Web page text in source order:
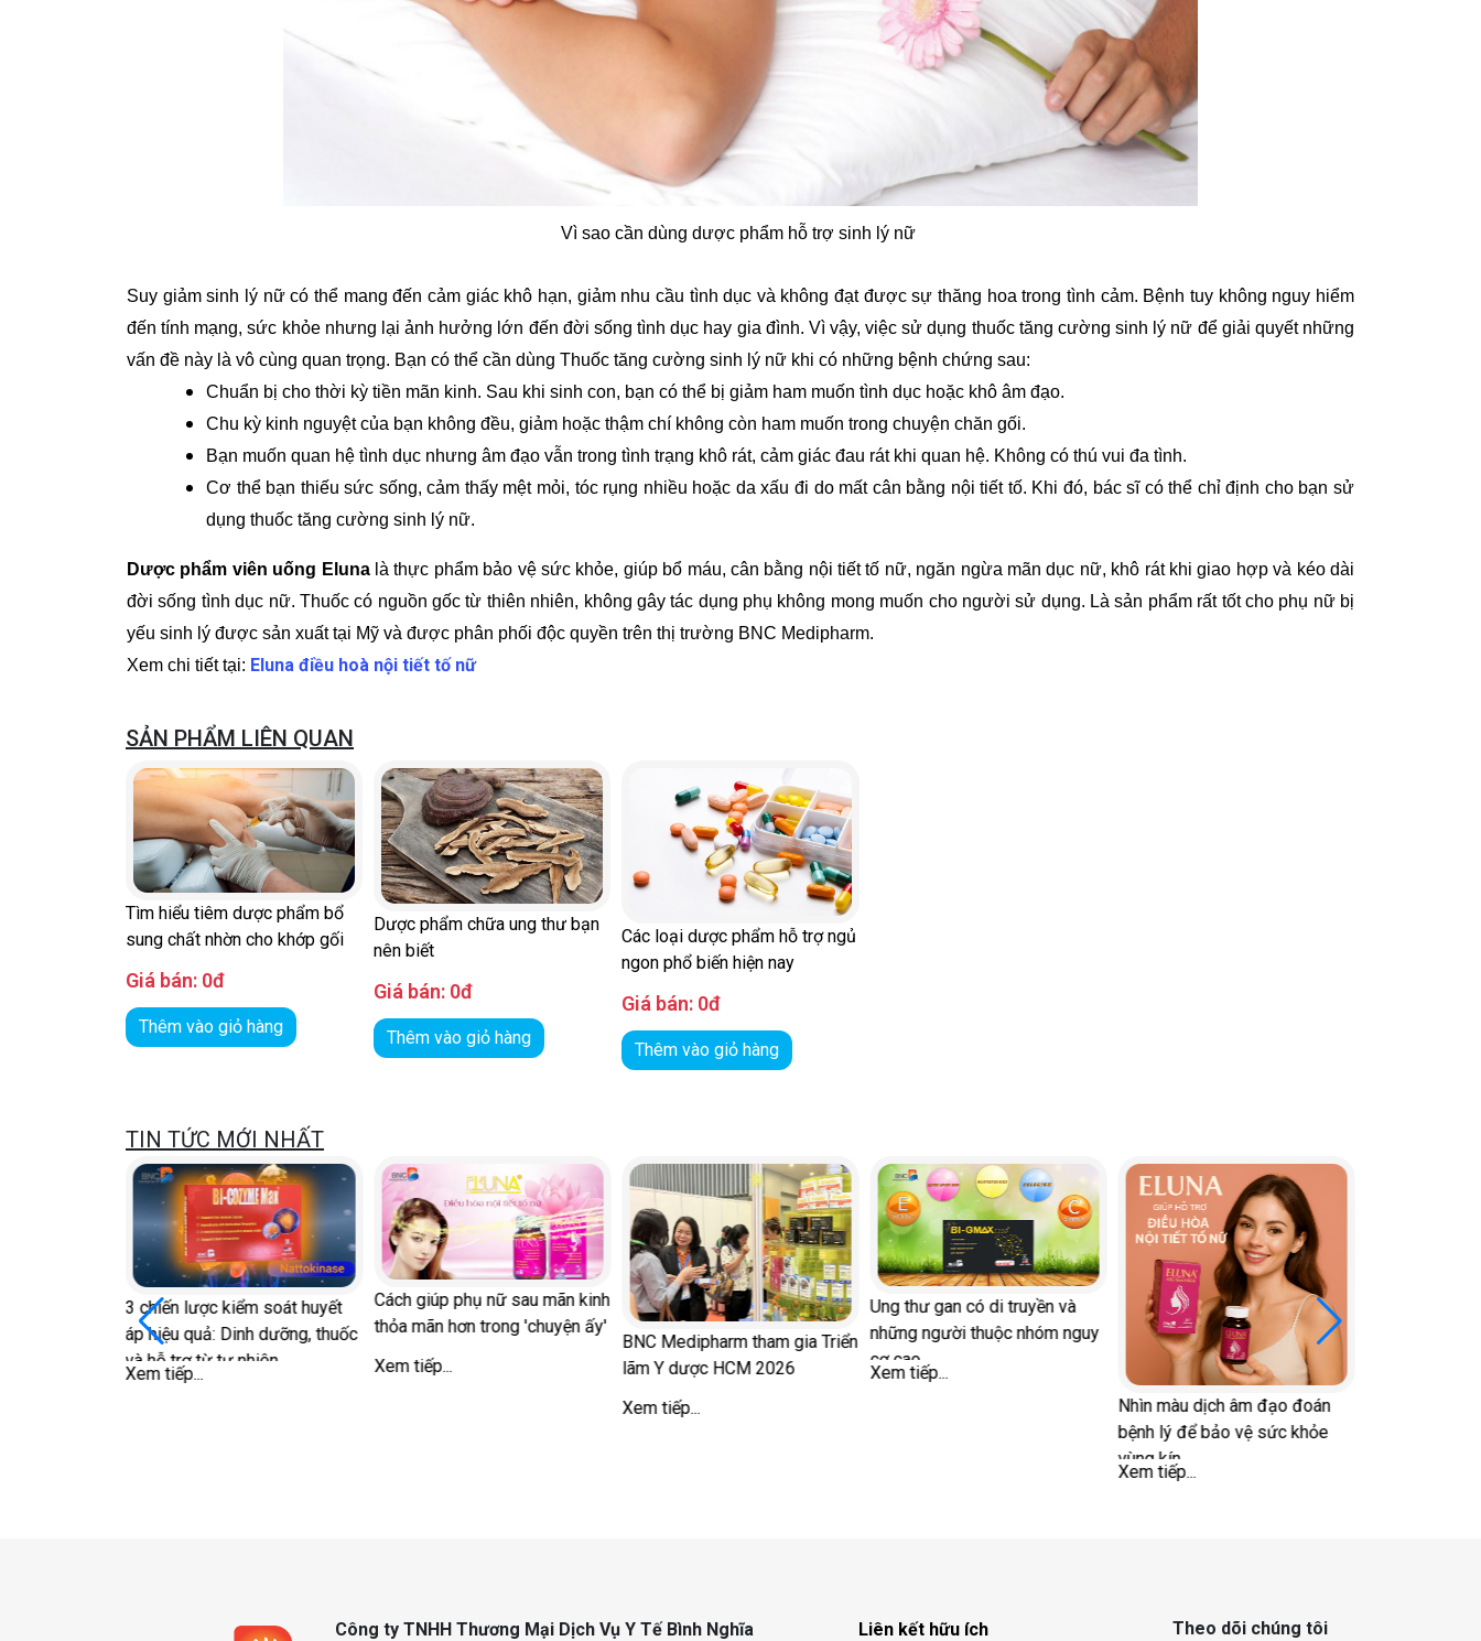
Vì sao cần dùng dược phẩm hỗ trợ sinh lý nữ
Suy giảm sinh lý nữ có thể mang đến cảm giác khô hạn, giảm nhu cầu tình dục và không đạt được sự thăng hoa trong tình cảm. Bệnh tuy không nguy hiểm
đến tính mạng, sức khỏe nhưng lại ảnh hưởng lớn đến đời sống tình dục hay gia đình. Vì vậy, việc sử dụng thuốc tăng cường sinh lý nữ để giải quyết những
vấn đề này là vô cùng quan trọng. Bạn có thể cần dùng Thuốc tăng cường sinh lý nữ khi có những bệnh chứng sau:
Chuẩn bị cho thời kỳ tiền mãn kinh. Sau khi sinh con, bạn có thể bị giảm ham muốn tình dục hoặc khô âm đạo.
Chu kỳ kinh nguyệt của bạn không đều, giảm hoặc thậm chí không còn ham muốn trong chuyện chăn gối.
Bạn muốn quan hệ tình dục nhưng âm đạo vẫn trong tình trạng khô rát, cảm giác đau rát khi quan hệ. Không có thú vui đa tình.
Cơ thể bạn thiếu sức sống, cảm thấy mệt mỏi, tóc rụng nhiều hoặc da xấu đi do mất cân bằng nội tiết tố. Khi đó, bác sĩ có thể chỉ định cho bạn sử
dụng thuốc tăng cường sinh lý nữ.
Dược phẩm viên uống Elunalà thực phẩm bảo vệ sức khỏe, giúp bổ máu, cân bằng nội tiết tố nữ, ngăn ngừa mãn dục nữ, khô rát khi giao hợp và kéo dài
đời sống tình dục nữ. Thuốc có nguồn gốc từ thiên nhiên, không gây tác dụng phụ không mong muốn cho người sử dụng. Là sản phẩm rất tốt cho phụ nữ bị
yếu sinh lý được sản xuất tại Mỹ và được phân phối độc quyền trên thị trường BNC Medipharm.
Xem chi tiết tại: Eluna điều hoà nội tiết tố nữ
SẢN PHẨM LIÊN QUAN
Tìm hiểu tiêm dược phẩm bổ
sung chất nhờn cho khớp gối
Giá bán: 0đ
Thêm vào giỏ hàng
Dược phẩm chữa ung thư bạn
nên biết
Giá bán: 0đ
Thêm vào giỏ hàng
Các loại dược phẩm hỗ trợ ngủ
ngon phổ biến hiện nay
Giá bán: 0đ
Thêm vào giỏ hàng
TIN TỨC MỚI NHẤT
lược kiểm soát huyết
quả: Dinh dưỡng, thuốc
trợ từ tự nhiên
Cách giúp phụ nữ sau mãn kinh
thỏa mãn hơn trong 'chuyện ấy'
Xem tiếp...
BNC Medipharm tham gia Triển
lãm Y dược HCM 2026
Ung thư gan có di truyền và
những người thuộc nhóm nguy
cơ cao
Xem tiếp...
Nhìn màu dịch âm đạo đoán
bệnh lý để bảo vệ sức khỏe
Tại sao đột quỵ dễ tái phát và
cách phòng ngừa?
Công ty TNHH Thương Mại Dịch Vụ Y Tế Bình Nghĩa Liên kết hữu ích Theo dõi chúng tôi